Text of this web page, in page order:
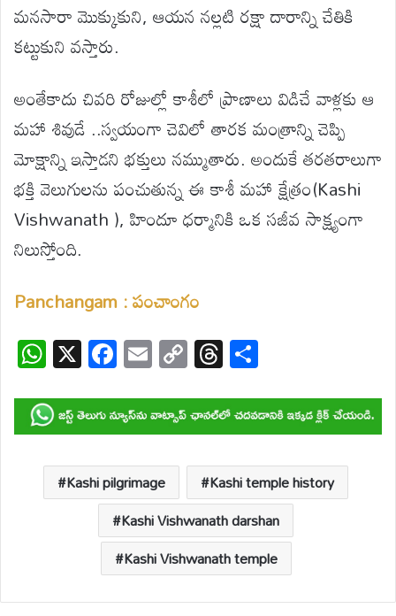
మనసారా మొక్కుకుని, ఆయన నల్లటి రక్షా దారాన్ని చేతికి
కట్టుకుని వస్తారు.
అంతేకాదు చివరి రోజుల్లో కాశీలో ప్రాణాలు విడిచే వాళ్లకు ఆ
మహా శివుడే ..స్వయంగా చెవిలో తారక మంత్రాన్ని చెప్పి
మోక్షాన్ని ఇస్తాడని భక్తులు నమ్ముతారు. అందుకే తరతరాలుగా
భక్తి వెలుగులను పంచుతున్న ఈ కాశీ మహా క్షేత్రం(Kashi
Vishwanath ), హిందూ ధర్మానికి ఒక సజీవ సాక్ష్యంగా
నిలుస్తోంది.
Panchangam : పంచాంగం
W
h
at
s
A
p
X F
ac
e
b
o
o
k
E
m
ail
C
o
p
y
Li
n
k
T
hr
e
a
d
s
ar
e
Kashi pilgrimage
Kashi temple history
Kashi Vishwanath darshan
Kashi Vishwanath temple